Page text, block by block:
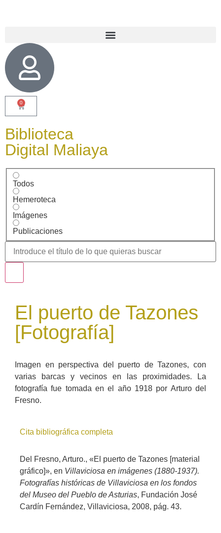
0
Biblioteca
Digital Maliaya
Todos
Hemeroteca
Imágenes
Publicaciones
El puerto de Tazones
[Fotografía]
Imagen en perspectiva del puerto de Tazones, con
varias barcas y vecinos en las proximidades. La
fotografía fue tomada en el año 1918 por Arturo del
Fresno.
Cita bibliográfica completa
Del Fresno, Arturo., «El puerto de Tazones [material
gráfico]», en Villaviciosa en imágenes (1880-1937).
Fotografías históricas de Villaviciosa en los fondos
del Museo del Pueblo de Asturias, Fundación José
Cardín Fernández, Villaviciosa, 2008, pág. 43.